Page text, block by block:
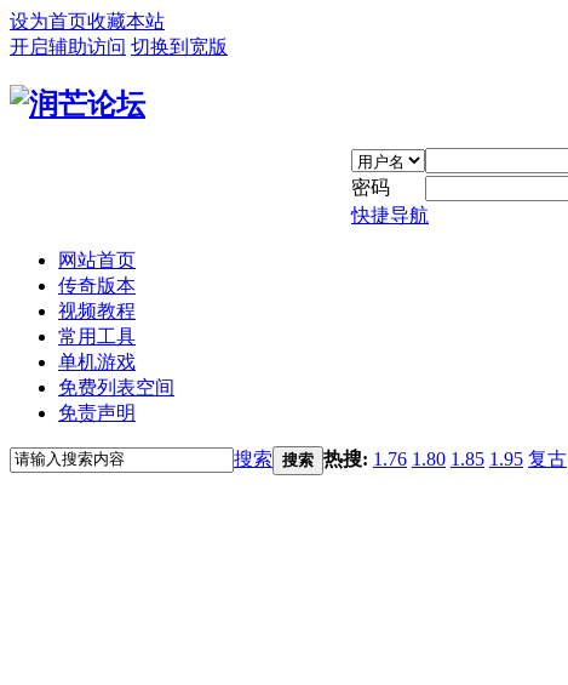
设为首页收藏本站
开启辅助访问 切换到宽版
密码
快捷导航
网站首页
传奇版本
视频教程
常用工具
单机游戏
免费列表空间
免责声明
搜索 搜索 热搜: 1.76 1.80 1.85 1.95 复古